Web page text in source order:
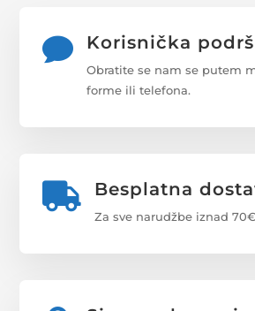
 Korisnička
Obratite se nam se putem
forme ili telefona.
 Besplatna
Za sve narudžbe iznad